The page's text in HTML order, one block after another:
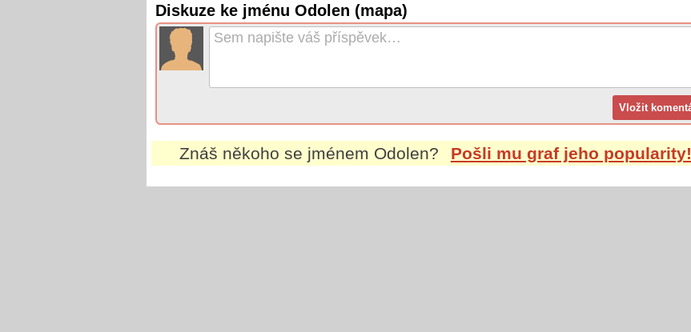
Diskuze ke jménu Odolen (mapa)
Znáš někoho se jménem Odolen? Pošli mu graf jeho popularity!